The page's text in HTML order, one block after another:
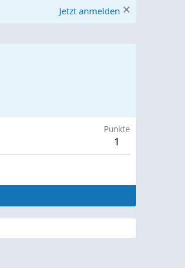
Jetzt anmelden
Punkte
1